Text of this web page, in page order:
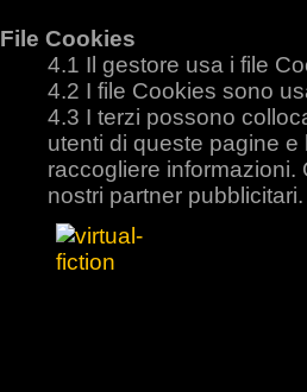
File Cookies
Il gestore usa i file
I file Cookies sono
I terzi possono
utenti di queste pagine e
raccogliere
nostri partner pubblicitari.